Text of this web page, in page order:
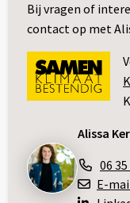
Bij vragen of
contact op met
Alissa
06 35
E-